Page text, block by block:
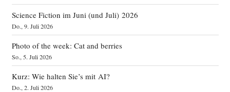
Science Fiction im Juni (und Juli) 2026
Do., 9. Juli 2026
Photo of the week: Cat and berries
So., 5. Juli 2026
Kurz: Wie halten Sie’s mit AI?
Do., 2. Juli 2026